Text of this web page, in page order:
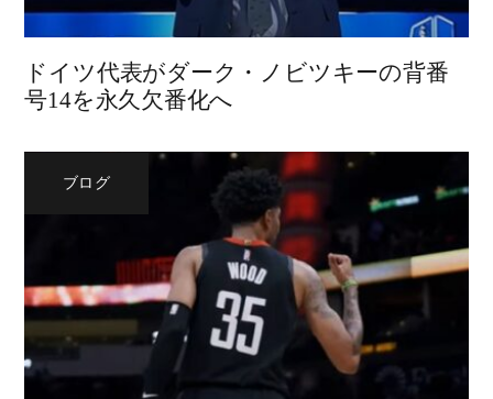
ドイツ代表がダーク・ノビツキーの背番
号14を永久欠番化へ
ブログ